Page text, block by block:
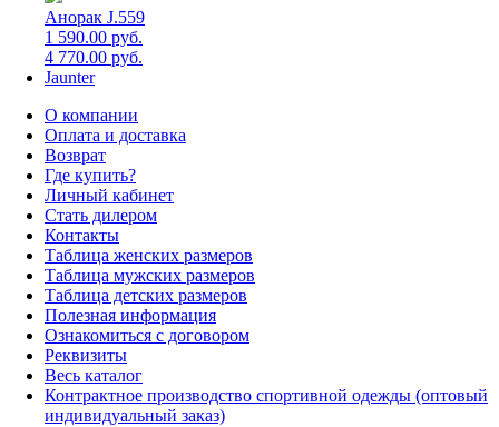
Анорак J.559
1 590.00 руб.
4 770.00 руб.
Jaunter
О компании
Оплата и доставка
Возврат
Где купить?
Личный кабинет
Стать дилером
Контакты
Таблица женских размеров
Таблица мужских размеров
Таблица детских размеров
Полезная информация
Ознакомиться с договором
Реквизиты
Весь каталог
Контрактное производство спортивной одежды (оптовый
индивидуальный заказ)